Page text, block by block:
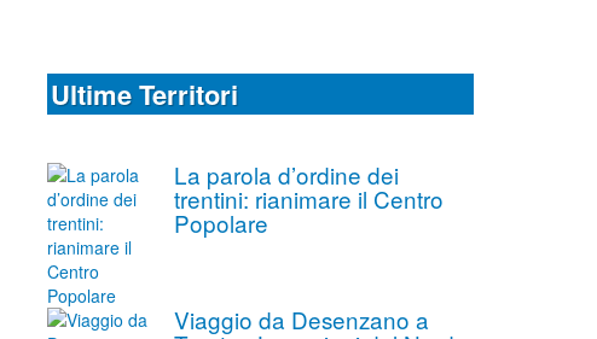
Ultime Territori
La parola d’ordine dei
trentini: rianimare il Centro
Popolare
Viaggio da Desenzano a